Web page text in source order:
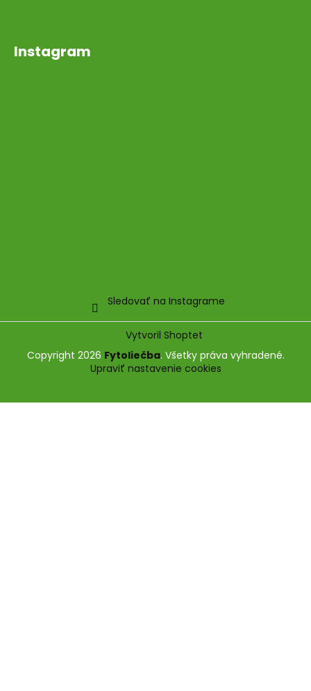
Instagram
Sledovať na Instagrame
Vytvoril Shoptet
Copyright 2026 Fytoliečba. Všetky práva vyhradené.
Upraviť nastavenie cookies